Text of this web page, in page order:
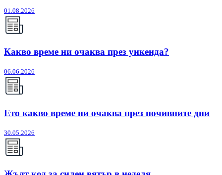
01.08.2026
Какво време ни очаква през уикенда?
06.06.2026
Ето какво време ни очаква през почивните дни
30.05.2026